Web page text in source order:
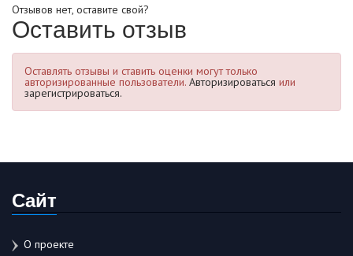
Отзывов нет, оставите свой?
Оставить отзыв
Оставлять отзывы и ставить оценки могут только
авторизированные пользователи. Авторизироваться или
зарегистрироваться.
Сайт
О проекте